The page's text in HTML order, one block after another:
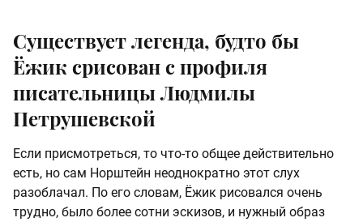
Существует легенда, будто бы
Ёжик срисован с профиля
писательницы Людмилы
Петрушевской
Если присмотреться, то что-то общее действительно
есть, но сам Норштейн неоднократно этот слух
разоблачал. По его словам, Ёжик рисовался очень
трудно, было более сотни эскизов, и нужный образ